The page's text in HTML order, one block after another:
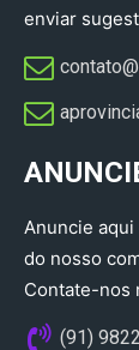
enviar
Anuncie aqui
do nosso
Contate-nos
(91)